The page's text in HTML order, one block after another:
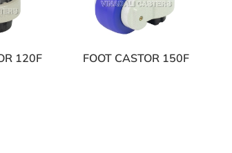
120F FOOT CASTOR 150F